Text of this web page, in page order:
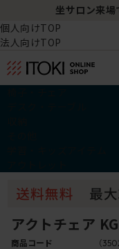
坐サロン来場
個人向けTOP
法人向けTOP
アクトチェア
商品コード （